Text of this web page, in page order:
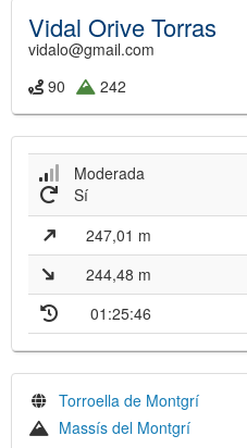
Vidal Orive Torras
vidalo@gmail.com
90
242
Moderada
Sí
247,01 m
244,48 m
01:25:46
Torroella de Montgrí
Massís del Montgrí